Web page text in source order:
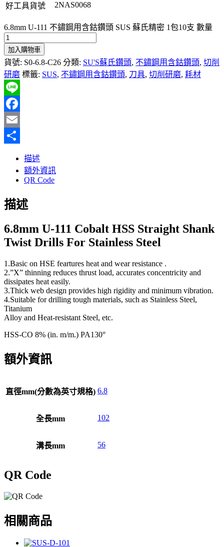
好工具貨號
2NAS0068
6.8mm U-111 不鏽鋼用含鈷鑽頭 SUS 蘇氏精密 1包10支 數量
加入購物車
貨號: S0-6.8-C26 分類: SU'S蘇氏鑽頭, 不鏽鋼用含鈷鑽頭, 切削
研磨 標籤: SUS, 不鏽鋼用含鈷鑽頭, 刀具, 切削研磨, 耗材
Line
Facebook
Email
描述
額外資訊
QR Code
描述
6.8mm U-111 Cobalt HSS Straight Shank
Twist Drills For Stainless Steel
1.Basic on HSE feartures heat and wear resistance .
2.”X” thinning reduces thrust load, accurates concentricity and
dissipates heat easily.
3.Thick web design provides high rigidity and minimum vibration.
4.Suitable for drilling tough materials, such as Stainless Steel,
Titanium
Alloy and Heat-resistant Steel, etc.
HSS-CO 8% (in. m/m.) PA130°
額外資訊
直徑mm(分數為英寸規格) 6.8
全長mm 102
溝長mm 56
QR Code
相關商品